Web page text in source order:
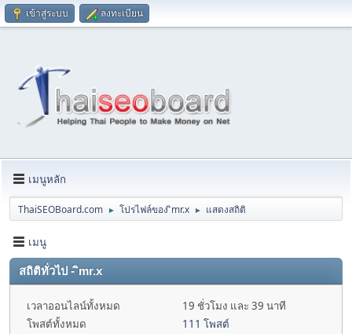
เข้าสู่ระบบ ลงทะเบียน
เมนูหลัก
ThaiSEOBoard.com ► โปรไฟล์ของ ิmr.x ► แสดงสถิติ
เมนู
สถิติทั่วไป - ิmr.x
เวลาออนไลน์ทั้งหมด
19 ชั่วโมง และ 39 นาที
โพสต์ทั้งหมด
111 โพสต์